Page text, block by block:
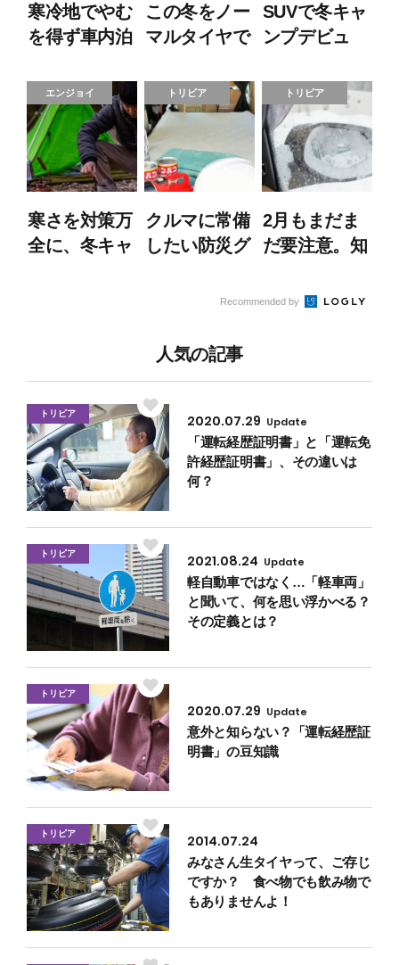
寒冷地でやむ
を得ず車内泊
とき、備えて
おきたい2つ
のアイテム
この冬をノー
マルタイヤで
雪道×ノーマ
ルタイヤの危
険度とは？
SUVで冬キャ
ンプデビュ
け必須装備と
雪道走行の注
意点
エンジョイ
寒さを対策万
全に、冬キャ
トリビア
クルマに常備
したい防災グ
に役立つ必須
節別
トリビア
2月もまだま
だ要注意。知
心の「雪道運
Recommended by
人気の記事
2020.07.29 Update
「運転経歴証明書」と「運転免
許経歴証明書」、その違いは
何？
トリビア
2021.08.24 Update
軽自動車ではなく…「軽車両」
と聞いて、何を思い浮かべる？
その定義とは？
トリビア
2020.07.29 Update
意外と知らない？「運転経歴証
明書」の豆知識
トリビア
2014.07.24
みなさん生タイヤって、ご存じ
ですか？ 食べ物でも飲み物で
もありませんよ！
トリビア